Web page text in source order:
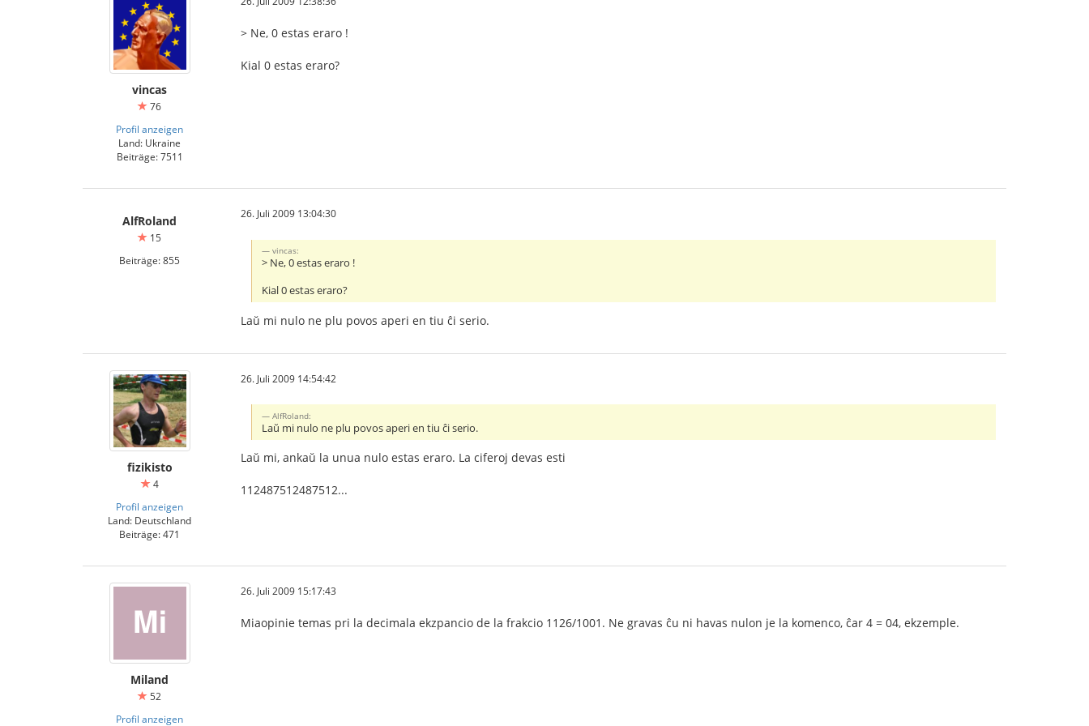
vincas
76
Profil anzeigen
Land: Ukraine
Beiträge: 7511
> Ne, 0 estas eraro !
Kial 0 estas eraro?
AlfRoland
15
Beiträge: 855
26. Juli 2009 13:04:30
vincas:
> Ne, 0 estas eraro !
Kial 0 estas eraro?
Laŭ mi nulo ne plu povos aperi en tiu ĉi serio.
fizikisto
4
Profil anzeigen
Land: Deutschland
Beiträge: 471
26. Juli 2009 14:54:42
AlfRoland:
Laŭ mi nulo ne plu povos aperi en tiu ĉi serio.
Laŭ mi, ankaŭ la unua nulo estas eraro. La ciferoj devas esti
112487512487512...
Miland
52
Profil anzeigen
26. Juli 2009 15:17:43
Miaopinie temas pri la decimala ekzpancio de la frakcio 1126/1001. Ne gravas ĉu ni havas nulon je la komenco, ĉar 4 = 04, ekzemple.